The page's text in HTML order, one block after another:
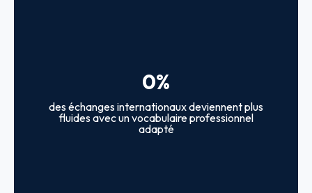
0%
des échanges internationaux deviennent plus
fluides avec un vocabulaire professionnel
adapté